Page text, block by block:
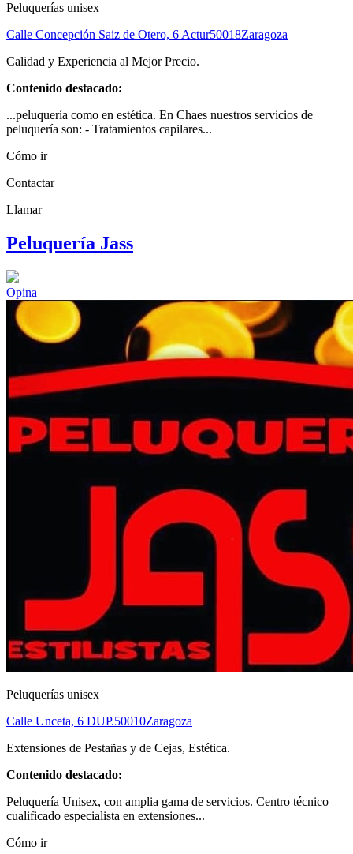
Peluquerías unisex
Calle Concepción Saiz de Otero, 6 Actur50018Zaragoza
Calidad y Experiencia al Mejor Precio.
Contenido destacado:
...peluquería como en estética. En Chaes nuestros servicios de
peluquería son: - Tratamientos capilares...
Cómo ir
Contactar
Llamar
Peluquería Jass
Opina
Peluquerías unisex
Calle Unceta, 6 DUP.50010Zaragoza
Extensiones de Pestañas y de Cejas, Estética.
Contenido destacado:
Peluquería Unisex, con amplia gama de servicios. Centro técnico
cualificado especialista en extensiones...
Cómo ir